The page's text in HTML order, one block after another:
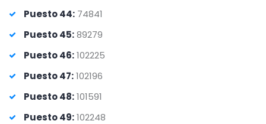
Puesto 44: 74841
Puesto 45:89279
Puesto 46:102225
Puesto 47:102196
Puesto 48:101591
Puesto 49:102248